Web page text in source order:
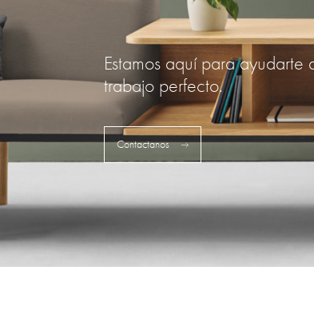
Estamos aquí para
trabajo perfecto.
Contactanos